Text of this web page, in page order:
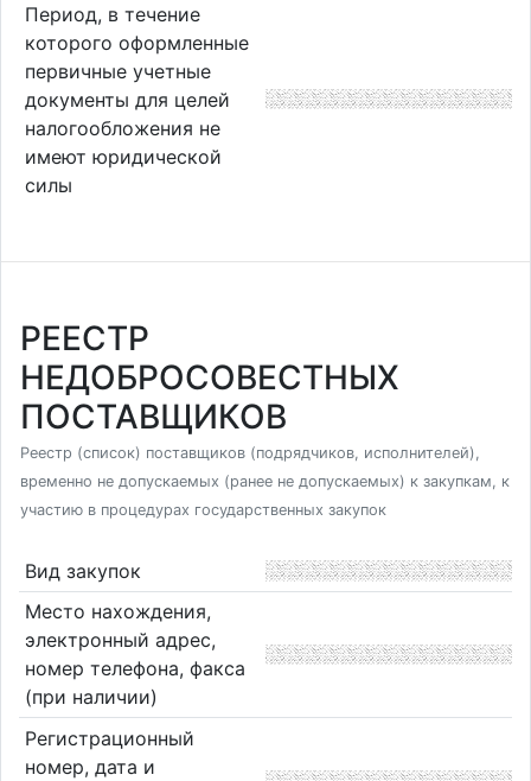
Период, в течение
которого оформленные
первичные учетные
документы для целей
налогообложения не
имеют юридической
силы
РЕЕСТР
НЕДОБРОСОВЕСТНЫХ
ПОСТАВЩИКОВ
Реестр (список) поставщиков (подрядчиков, исполнителей),
временно не допускаемых (ранее не допускаемых) к закупкам, к
участию в процедурах государственных закупок
Вид закупок
Место нахождения,
электронный адрес,
номер телефона, факса
(при наличии)
Регистрационный
номер, дата и